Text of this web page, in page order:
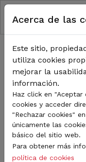
Pasar al contenido
RUTA DE
Inicio Noticias
TODA LA
Sigue de cerca
Aragón. Aquí
competiciones,
mucho más. Filtra
no te pierdas nada
Acerca de las
Este sitio,
utiliza cookies
mejorar la
información.
Haz click en
cookies y acceder
"Rechazar cookies"
únicamente las
básico del sitio web.
Para obtener más
política de cookies